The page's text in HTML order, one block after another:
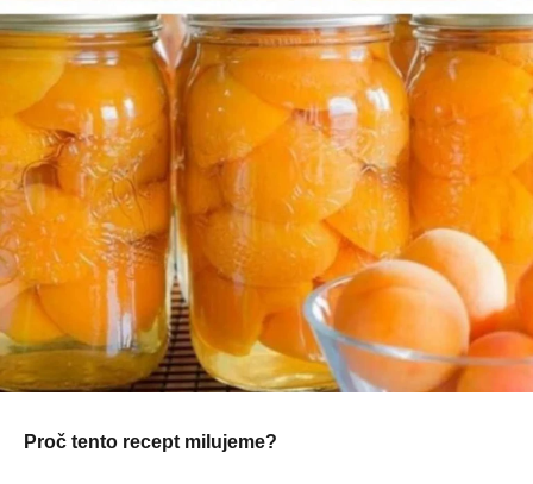
Proč tento recept milujeme?